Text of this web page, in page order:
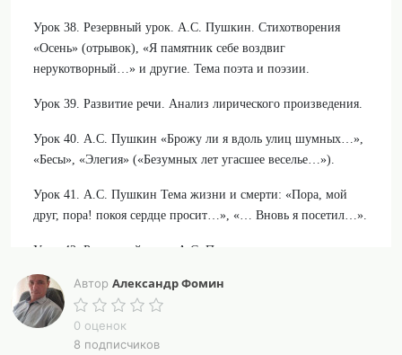
Урок 38. Резервный урок. А.С. Пушкин. Стихотворения
«Осень» (отрывок), «Я памятник себе воздвиг
нерукотворный…» и другие. Тема поэта и поэзии.
Урок 39. Развитие речи. Анализ лирического произведения.
Урок 40. А.С. Пушкин «Брожу ли я вдоль улиц шумных…»,
«Бесы», «Элегия» («Безумных лет угасшее веселье…»).
Урок 41. А.С. Пушкин Тема жизни и смерти: «Пора, мой
друг, пора! покоя сердце просит…», «… Вновь я посетил…».
Урок 42. Резервный урок. А.С. Пушкин
«Каменноостровский цикл»: «Отцы пустынники и жены
непорочны…», «Из Пиндемонти»
Конспекты уроков составлены в соответствии с обновленной
федеральной рабочей программой по литературе для 9 класса
Автор Александр Фомин
0 оценок
8 подписчиков